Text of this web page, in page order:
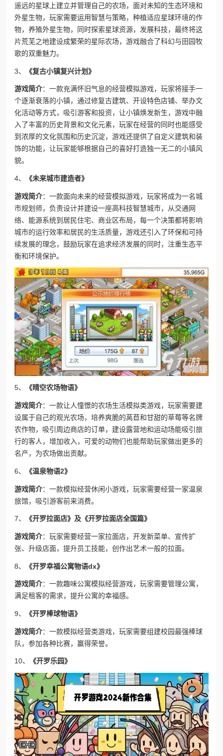
遥远的星球上建立并管理自己的农场，面对未知的生态环境和
外星生物，玩家需要运用智慧与策略，种植适应星球环境的作
物，养殖外星生物，同时探索星球资源，发展科技，最终将这
片荒芜之地建设成繁荣的星际农场，游戏融合了科幻与田园牧
歌的双重魅力。
3、 《复古小镇复兴计划》
游戏简介：一款充满怀旧气息的经营模拟游戏，玩家将接手一
个逐渐衰落的小镇，通过修复古建筑、开设特色店铺、举办文
化活动等方式，吸引游客和投资，让小镇焕发新生，游戏中融
入了丰富的历史背景和文化元素，玩家在经营的同时也能感受
到浓厚的文化氛围和历史沉淀，游戏还提供了自定义建筑和装
饰的功能，让玩家能够根据自己的喜好打造独一无二的小镇风
貌。
4、 《未来城市建造者》
游戏简介：一款面向未来的经营模拟游戏，玩家将成为一名城
市规划师，负责设计并建设一座高科技智慧城市，从交通网
络、能源系统到居民住宅、商业区布局，每一个决策都将影响
城市的运行效率和居民的生活质量，游戏还引入了环保和可持
续发展的理念，鼓励玩家在追求经济发展的同时，注重生态平
衡和环境保护。
5、 《晴空农场物语》
游戏简介：一款让人憧憬的农场生活模拟类游戏，玩家需要建
设属于自己的观光农场，培养爽脆的莴苣和甘甜的草莓等名牌
农作物，吸引周边商店的订单，建设露营地和运动场能吸引旅
行的客人，增加收入，可爱的动物们也能帮助玩家做出更多的
名产，为农场做出贡献。
6、 《温泉物语2》
游戏简介：一款模拟经营休闲小游戏，玩家需要经营一家温泉
旅馆，吸引游客前来消费。
7、 《开罗拉面店》及《开罗拉面店全国篇》
游戏简介：玩家需要经营一家拉面店，开发新菜单、宣传扩
张、升级店面，提升员工技能，创作出艺术一般的拉面。
8、 《开罗幸福公寓物语dx》
游戏简介：一款趣味公寓模拟经营游戏，玩家需要管理公寓，
满足租客的需求，提升公寓的幸福感。
9、 《开罗棒球物语》
游戏简介：一款模拟经营类游戏，玩家需要组建校园最强棒球
队，参加各种比赛，赢得荣誉。
10、 《开罗乐园》